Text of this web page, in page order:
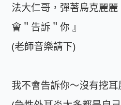
法大仁哥，彈著烏克麗
會＂告訴＂你 』
(老師音樂請下)
我不會告訴你～沒有挖耳